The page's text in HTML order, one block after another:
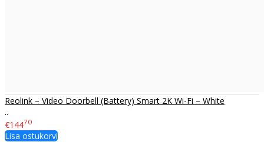
Reolink – Video Doorbell (Battery) Smart 2K Wi-Fi – White
..
€14470
Lisa ostukorvi